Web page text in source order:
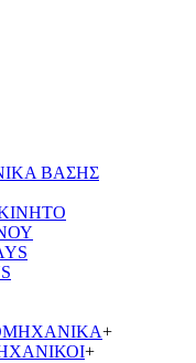
ΒΑΣΗΣ
+
+